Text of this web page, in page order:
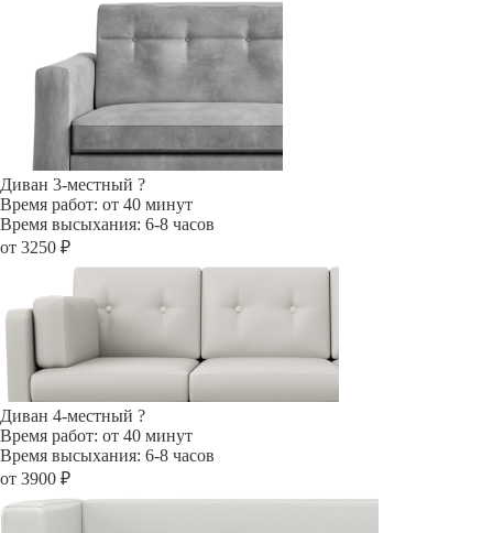
Диван 3-местный ?
Время работ: от 40 минут
Время высыхания: 6-8 часов
от 3250 ₽
Диван 4-местный ?
Время работ: от 40 минут
Время высыхания: 6-8 часов
от 3900 ₽